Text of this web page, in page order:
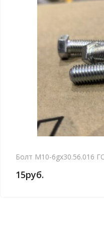
Болт М10-6gх30.56.016
15руб.